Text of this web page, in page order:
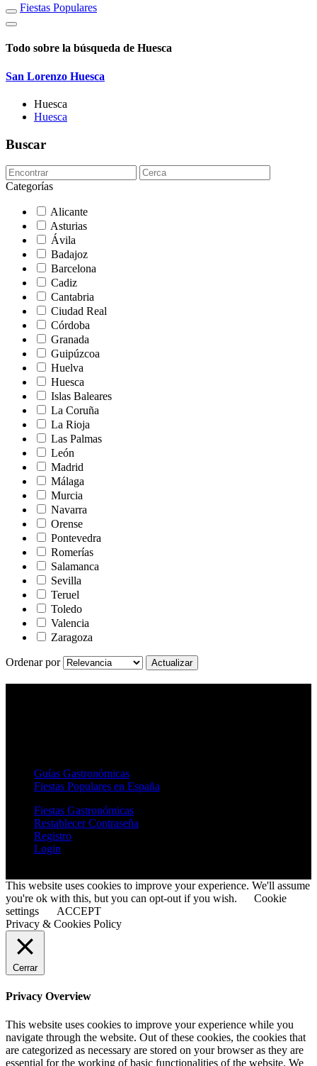
Fiestas Populares
Todo sobre la búsqueda de Huesca
San Lorenzo Huesca
Huesca
Huesca
Buscar
Categorías
Alicante
Asturias
Ávila
Badajoz
Barcelona
Cadiz
Cantabria
Ciudad Real
Córdoba
Granada
Guipúzcoa
Huelva
Huesca
Islas Baleares
La Coruña
La Rioja
Las Palmas
León
Madrid
Málaga
Murcia
Navarra
Orense
Pontevedra
Romerías
Salamanca
Sevilla
Teruel
Toledo
Valencia
Zaragoza
Ordenar por
Guías Gastronómicas
Fiestas Populares en España
Fiestas Gastronómicas
Restablecer Contraseña
Registro
Login
This website uses cookies to improve your experience. We'll assume
you're ok with this, but you can opt-out if you wish.
Cookie
settings
ACCEPT
Privacy & Cookies Policy
Cerrar
Privacy Overview
This website uses cookies to improve your experience while you
navigate through the website. Out of these cookies, the cookies that
are categorized as necessary are stored on your browser as they are
essential for the working of basic functionalities of the website. We